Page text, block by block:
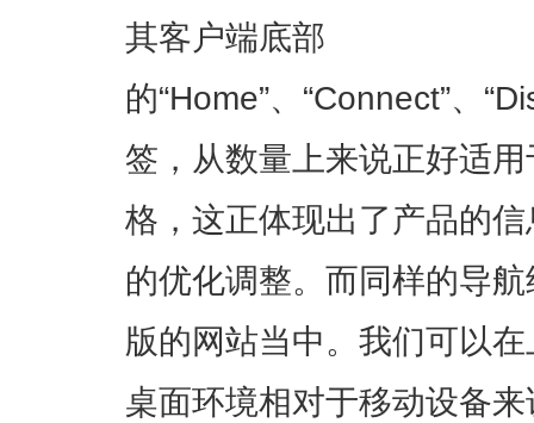
其客户端底部
的“Home”、“Connect”、
签，从数量上来说正好适
格，这正体现出了产品的
的优化调整。而同样的导
版的网站当中。我们可以
桌面环境相对于移动设备